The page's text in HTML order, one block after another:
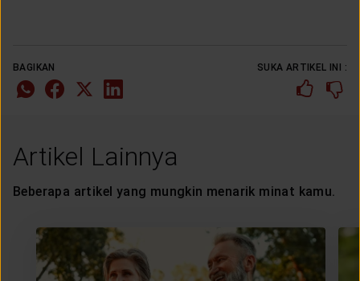
BAGIKAN SUKA ARTIKEL INI :
Artikel Lainnya
Beberapa artikel yang mungkin menarik minat kamu.